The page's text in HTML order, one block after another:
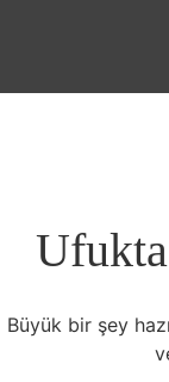
Büyük bir şey